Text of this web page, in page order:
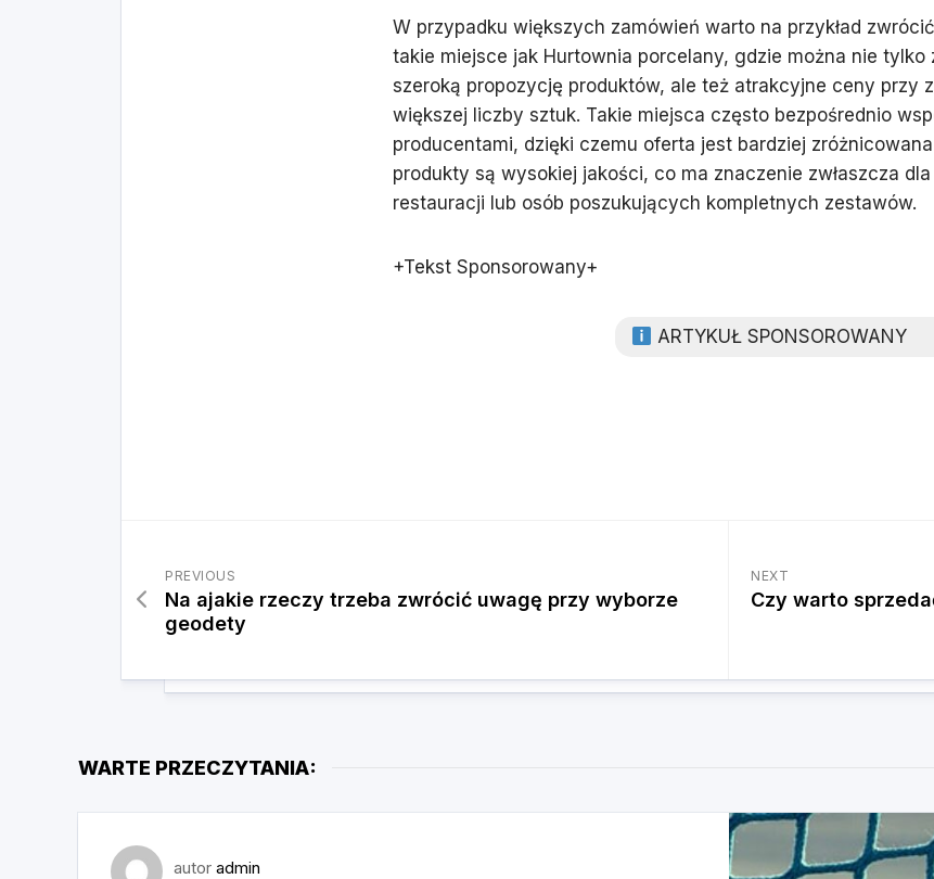
W przypadku większych zamówień warto na przykład
takie miejsce jak Hurtownia porcelany, gdzie można nie tylko
szeroką propozycję produktów, ale też atrakcyjne ceny przy
większej liczby sztuk. Takie miejsca często bezpośrednio
producentami, dzięki czemu oferta jest bardziej
produkty są wysokiej jakości, co ma znaczenie zwłaszcza
restauracji lub osób poszukujących kompletnych zestawów.
+Tekst Sponsorowany+
ARTYKUŁ SPONSOROWANY
NEXT
Czy warto
PREVIOUS
Na ajakie rzeczy trzeba zwrócić uwagę przy wyborze
geodety
WARTE PRZECZYTANIA:
autor admin